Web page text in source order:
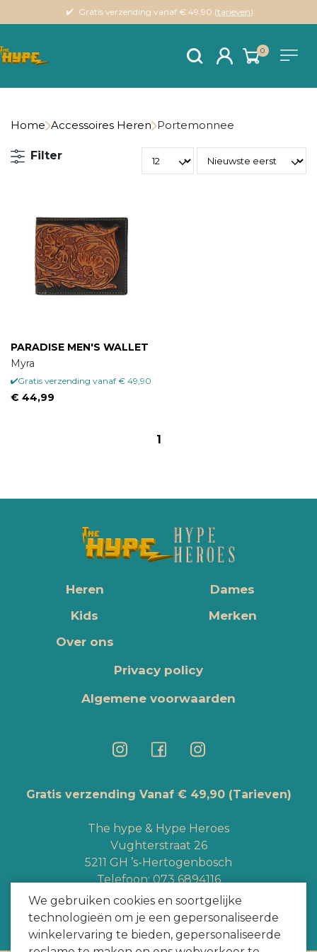
We gebruiken cookies en soortgelijke
technologieën om je een gepersonaliseerde
winkelervaring te bieden, gepersonaliseerde
Gratis verzending vanaf € 49.90 (tarieven)
0
Home Accessoires Heren Portemonnee
Filter
PARADISE MEN'S WALLET
Myra
Gratis verzending vanaf € 49,90
€ 44,99
1
Heren
Dames
Kids
Merken
Over ons
Privacy policy
Algemene voorwaarden
Gratis verzending Vanaf € 49,90 (Tarieven)
The hype & Hype Heroes
Vughterstraat 26
5211 GH ’s-Hertogenbosch
Telefoon:073 6894116
Whatsapp:+3165363328
info@hypeheroes.com